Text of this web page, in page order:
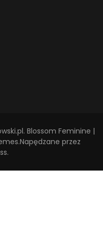
. Blossom Feminine |
.Napędzane przez
.